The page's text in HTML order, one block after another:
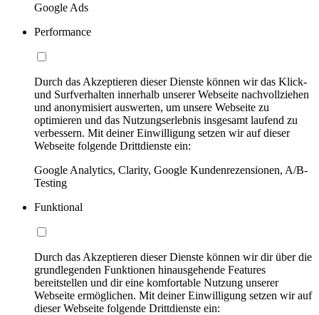
Google Ads
Performance
Durch das Akzeptieren dieser Dienste können wir das Klick-
und Surfverhalten innerhalb unserer Webseite nachvollziehen
und anonymisiert auswerten, um unsere Webseite zu
optimieren und das Nutzungserlebnis insgesamt laufend zu
verbessern. Mit deiner Einwilligung setzen wir auf dieser
Webseite folgende Drittdienste ein:
Google Analytics, Clarity, Google Kundenrezensionen, A/B-
Testing
Funktional
Durch das Akzeptieren dieser Dienste können wir dir über die
grundlegenden Funktionen hinausgehende Features
bereitstellen und dir eine komfortable Nutzung unserer
Webseite ermöglichen. Mit deiner Einwilligung setzen wir auf
dieser Webseite folgende Drittdienste ein: